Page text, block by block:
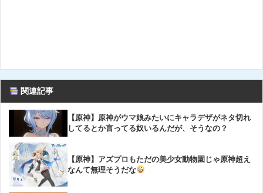
関連記事
【原神】原神がウマ娘みたいにキャラデザがネタ切れ
してるとか言ってる奴いるんだが、そうなの？
【原神】アズプロもただの美少女動物園じゃ原神超え
なんて無理そうだな